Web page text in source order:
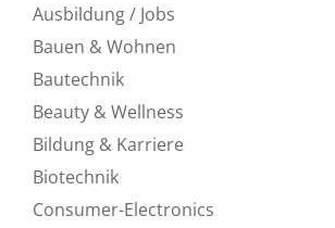
Ausbildung / Jobs
Bauen & Wohnen
Bautechnik
Beauty & Wellness
Bildung & Karriere
Biotechnik
Consumer-Electronics